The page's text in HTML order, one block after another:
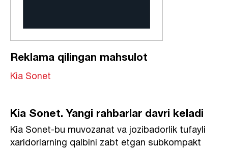
Reklama qilingan mahsulot
Kia Sonet
Kia Sonet. Yangi rahbarlar davri keladi
Kia Sonet-bu muvozanat va jozibadorlik tufayli
xaridorlarning qalbini zabt etgan subkompakt